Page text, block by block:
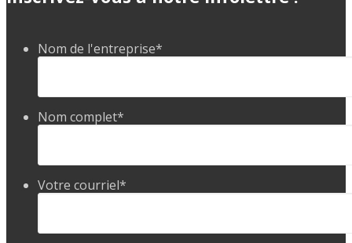
Nom de l'entreprise*
Nom complet*
Votre courriel*